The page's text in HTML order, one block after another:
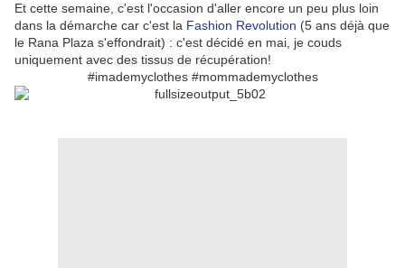
Et cette semaine, c'est l'occasion d'aller encore un peu plus loin
dans la démarche car c'est la Fashion Revolution (5 ans déjà que
le Rana Plaza s'effondrait) : c'est décidé en mai, je couds
uniquement avec des tissus de récupération!
#imademyclothes #mommademyclothes